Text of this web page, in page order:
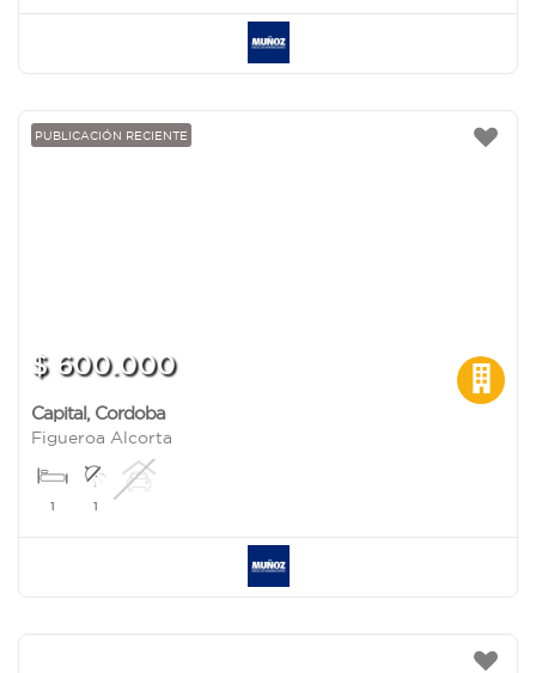
PUBLICACIÓN RECIENTE
$ 600.000
Capital, Cordoba
Figueroa Alcorta
1 1